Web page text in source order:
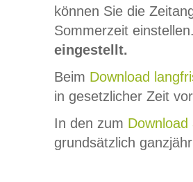
können Sie die
Sommerzeit
eingestellt.
Beim Download
in gesetzlicher Zeit
In den zum Download
grundsätzlich